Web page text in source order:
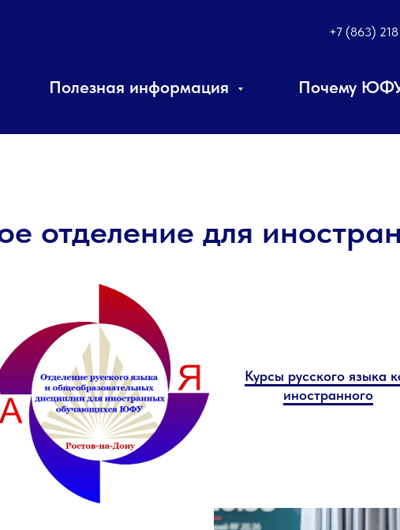
+7 (863)
Полезная информация Почему
отделение для
Курсы русского языка
иностранного